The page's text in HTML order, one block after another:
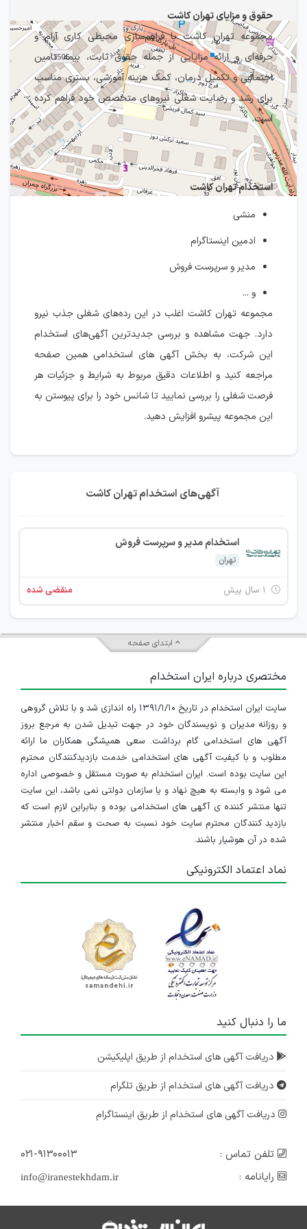
IranEstekhdam.ir
حقوق و مزایای تهران کاشت
مجموعه تهران کاشت با فراهم‌سازی محیطی کاری آرام و
حرفه‌ای و ارائه مزایایی از جمله حقوق ثابت، بیمه تامین
اجتماعی و تکمیل درمان، کمک هزینه آموزشی، بستری مناسب
برای رشد و رضایت شغلی نیروهای متخصص خود فراهم کرده
است.
استخدام تهران کاشت
منشی
ادمین اینستاگرام
مدیر و سرپرست فروش
و ...
مجموعه تهران کاشت اغلب در این رده‌های شغلی جذب نیرو
دارد. جهت مشاهده و بررسی جدیدترین آگهی‌های استخدام
این شرکت، به بخش آگهی های استخدامی همین صفحه
مراجعه کنید و اطلاعات دقیق مربوط به شرایط و جزئیات هر
فرصت شغلی را بررسی نمایید تا شانس خود را برای پیوستن به
این مجموعه پیشرو افزایش دهید.
آگهی‌های استخدام تهران کاشت
استخدام مدیر و سرپرست فروش
تهران
منقضی شده
ابتدای صفحه
مختصری درباره ایران استخدام
سایت ایران استخدام در تاریخ ۱۳۹۱/۱/۱۰ راه اندازی شد و با تلاش گروهی
و روزانه مدیران و نویسندگان خود در جهت تبدیل شدن به مرجع بروز
آگهی های استخدامی گام برداشت. سعی همیشگی همکاران ما ارائه
مطلوب و با کیفیت آگهی های استخدامی خدمت بازدیدکنندگان محترم
این سایت بوده است. ایران استخدام به صورت مستقل و خصوصی اداره
می شود و وابسته به هیچ نهاد و یا سازمان دولتی نمی باشد، این سایت
تنها منتشر کننده ی آگهی های استخدامی بوده و بنابراین لازم است که
بازدید کنندگان محترم سایت خود نسبت به صحت و سقم اخبار منتشر
شده در آن هوشیار باشند.
نماد اعتماد الکترونیکی
ما را دنبال کنید
دریافت آگهی های استخدام از طریق اپلیکیشن
دریافت آگهی های استخدام از طریق تلگرام
دریافت آگهی های استخدام از طریق اینستاگرام
تلفن تماس :
۰۲۱-۹۱۳۰۰۰۱۳
رایانامه :
info@iranestekhdam.ir